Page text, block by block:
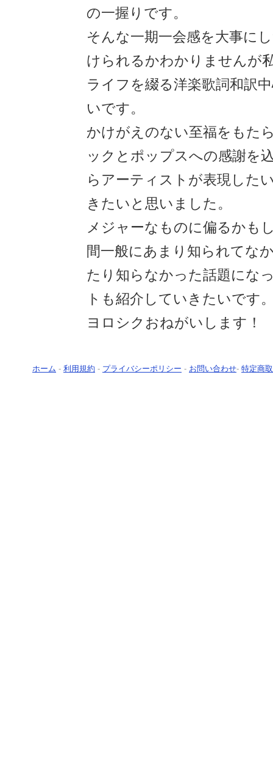
の一握りです。
そんな一期一会感を大事に
けられるかわかりませんが
ライフを綴る洋楽歌詞和訳
いです。
かけがえのない至福をもた
ックとポップスへの感謝を
らアーティストが表現した
きたいと思いました。
メジャーなものに偏るかも
間一般にあまり知られてな
たり知らなかった話題にな
トも紹介していきたいです
ヨロシクおねがいします！
ホーム - 利用規約 - プライバシーポリシー - お問い合わせ- 特定商